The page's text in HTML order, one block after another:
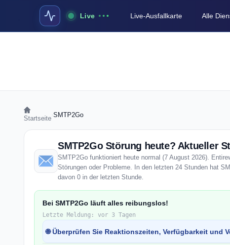
Live Live-Ausfallkarte Alle
Startseite SMTP2Go
SMTP2Go Störung heute? Aktueller
SMTP2Go funktioniert heute normal (7 August 2026).
Störungen oder Probleme. In den letzten 24 Stunden hat
davon 0 in der letzten Stunde.
Bei SMTP2Go läuft alles reibungslos!
Letzte Meldung: vor 3 Tagen
🌐 Überprüfen Sie Reaktionszeiten, Verfügbarkeit und